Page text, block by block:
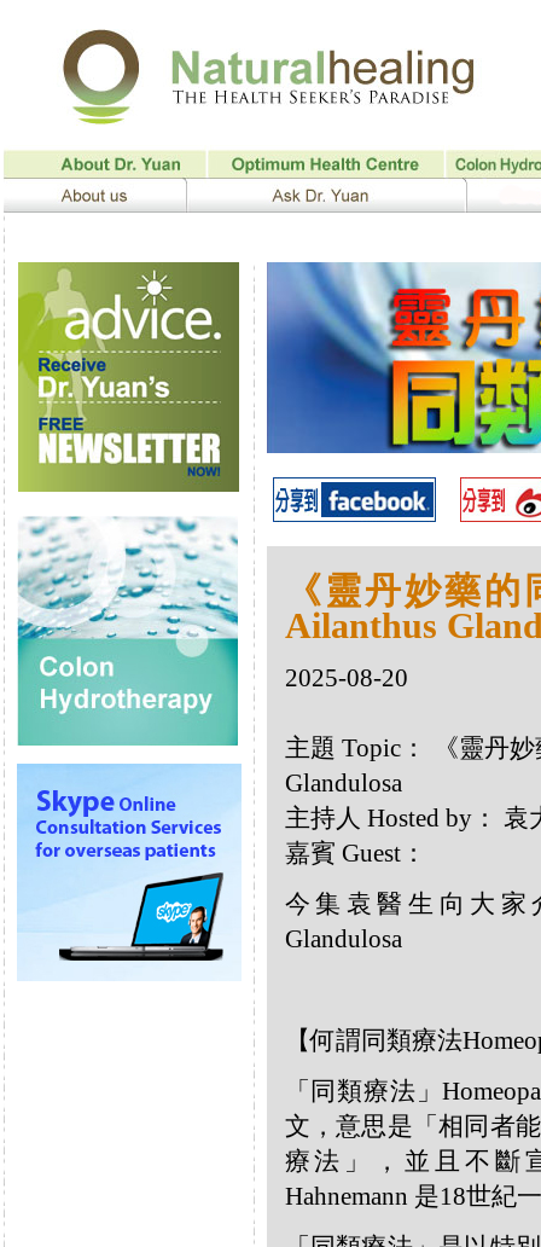
《靈丹妙藥
Ailanthus
2025-08-20
主題 Topic： 《靈丹
Glandulosa
主持人 Hosted by：
嘉賓 Guest：
今集袁醫生向大家
Glandulosa
【何謂同類療法
「同類療法」
文，意思是「相同者
療法」，並且不斷
Hahnemann 是18世紀